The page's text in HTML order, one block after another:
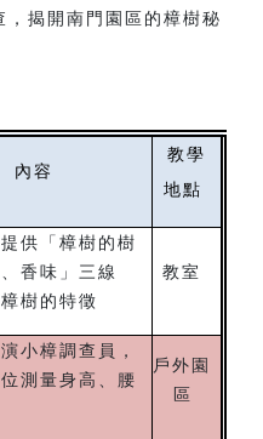
揭開南門園區的樟樹秘
內容
教學
地點
供「樟樹的樹
香味」三線
樹的特徵
教室
小樟調查員，
測量身高、腰
戶外園
區